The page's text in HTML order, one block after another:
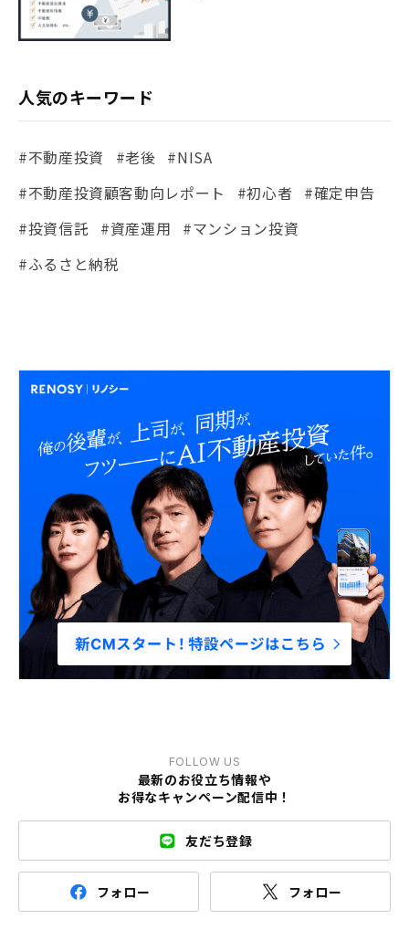
人気のキーワード
#不動産投資 #老後 #NISA
#不動産投資顧客動向レポート
#初心者
#確定申告
#投資信託
#資産運用
#マンション投資
#ふるさと納税
FOLLOW US
最新のお役立ち情報や
お得なキャンペーン配信中！
友だち登録
フォロー フォロー